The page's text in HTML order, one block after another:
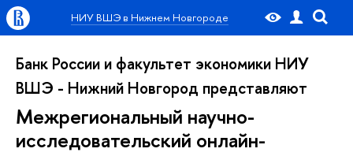
НИУ ВШЭ в Нижнем Новгороде
Банк России и факультет экономики НИУ
ВШЭ - Нижний Новгород представляют
Межрегиональный научно-
исследовательский онлайн-